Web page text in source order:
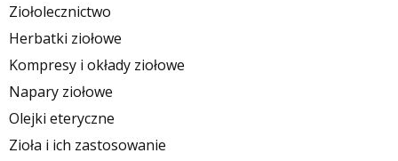
Ziołolecznictwo
Herbatki ziołowe
Kompresy i okłady ziołowe
Napary ziołowe
Olejki eteryczne
Zioła i ich zastosowanie